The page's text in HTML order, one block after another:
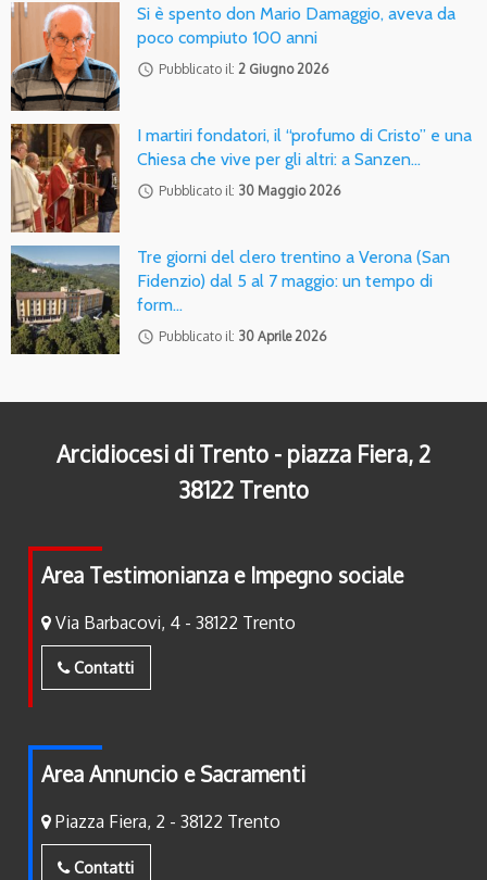
Si è spento don Mario Damaggio, aveva da
poco compiuto 100 anni
access_time Pubblicato il: 2 Giugno 2026
I martiri fondatori, il “profumo di Cristo” e una
Chiesa che vive per gli altri: a Sanzen…
access_time Pubblicato il: 30 Maggio 2026
Tre giorni del clero trentino a Verona (San
Fidenzio) dal 5 al 7 maggio: un tempo di
form…
access_time Pubblicato il: 30 Aprile 2026
Arcidiocesi di Trento - piazza Fiera, 2
38122 Trento
Area Testimonianza e Impegno sociale
Via Barbacovi, 4 - 38122 Trento
Contatti
Area Annuncio e Sacramenti
Piazza Fiera, 2 - 38122 Trento
Contatti